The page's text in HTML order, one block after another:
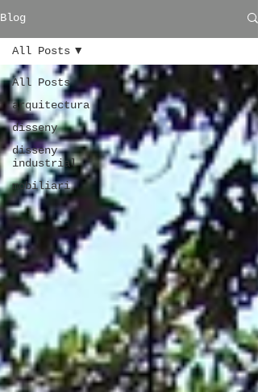
Blog
All Posts
arquitectura
disseny
disseny
industrial
mobiliari
All Posts